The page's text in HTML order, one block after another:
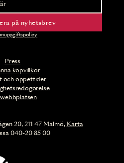
Press
köpvillkor
och öppettider
på nyhetsbrev
20, 211 47 Malmö, Karta
040-20 85 00